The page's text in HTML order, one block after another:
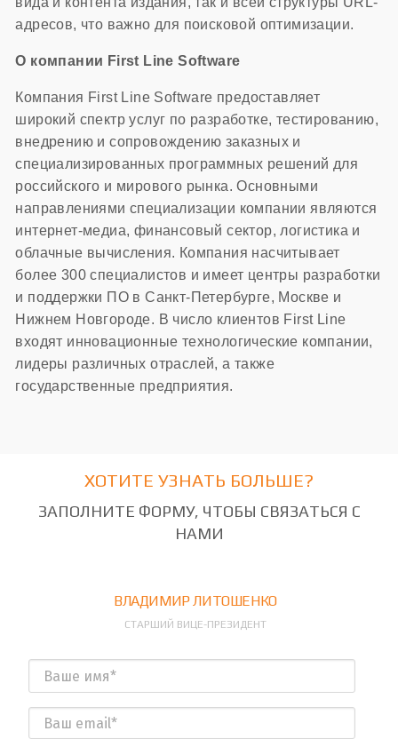
адресов, что важно для поисковой оптимизации.
О компании First Line Software
Компания First Line Software предоставляет
широкий спектр услуг по разработке, тестированию,
внедрению и сопровождению заказных и
специализированных программных решений для
российского и мирового рынка. Основными
направлениями специализации компании являются
интернет-медиа, финансовый сектор, логистика и
облачные вычисления. Компания насчитывает
более 300 специалистов и имеет центры разработки
и поддержки ПО в Санкт-Петербурге, Москве и
Нижнем Новгороде. В число клиентов First Line
входят инновационные технологические компании,
лидеры различных отраслей, а также
государственные предприятия.
ХОТИТЕ УЗНАТЬ БОЛЬШЕ?
ЗАПОЛНИТЕ ФОРМУ, ЧТОБЫ СВЯЗАТЬСЯ С
НАМИ
ВЛАДИМИР ЛИТОШЕНКО
СТАРШИЙ ВИЦЕ-ПРЕЗИДЕНТ